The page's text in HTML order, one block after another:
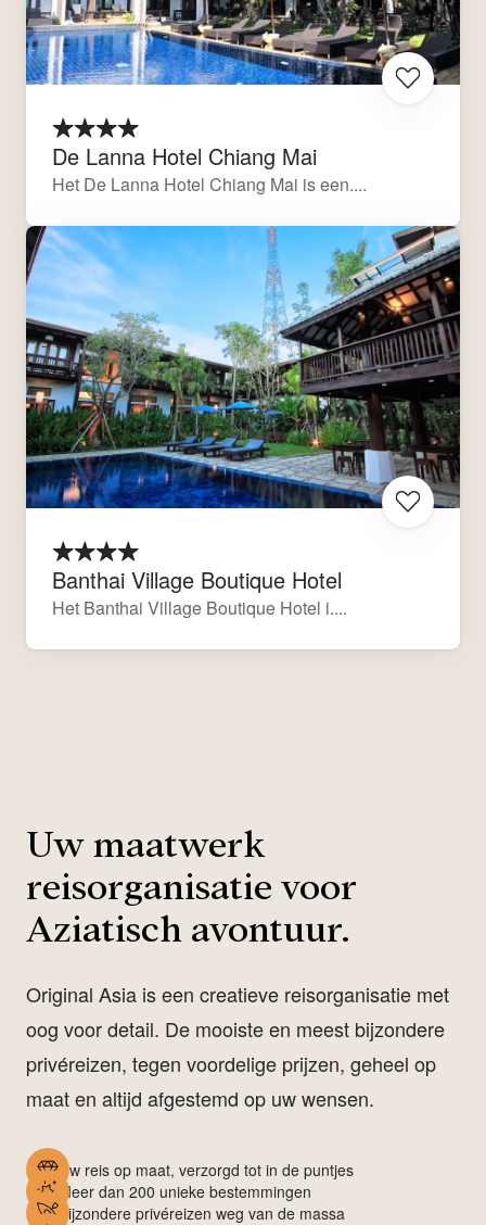
De Lanna Hotel Chiang Mai
Het De Lanna Hotel Chiang Mai is een....
Banthai Village Boutique Hotel
Het Banthai Village Boutique Hotel i....
Uw maatwerk
reisorganisatie voor
Aziatisch avontuur.
Original Asia is een creatieve reisorganisatie met
oog voor detail. De mooiste en meest bijzondere
privéreizen, tegen voordelige prijzen, geheel op
maat en altijd afgestemd op uw wensen.
Uw reis op maat, verzorgd tot in de puntjes
Meer dan 200 unieke bestemmingen
Bijzondere privéreizen weg van de massa